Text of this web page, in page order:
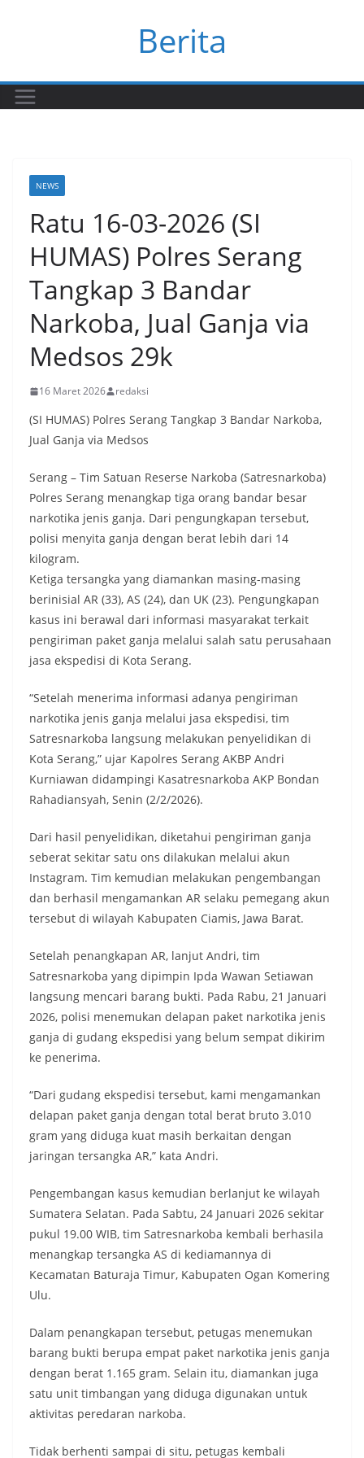
Berita
NEWS
Ratu 16-03-2026 (SI
HUMAS) Polres Serang
Tangkap 3 Bandar
Narkoba, Jual Ganja via
Medsos 29k
16 Maret 2026 redaksi
(SI HUMAS) Polres Serang Tangkap 3 Bandar Narkoba,
Jual Ganja via Medsos
Serang – Tim Satuan Reserse Narkoba (Satresnarkoba)
Polres Serang menangkap tiga orang bandar besar
narkotika jenis ganja. Dari pengungkapan tersebut,
polisi menyita ganja dengan berat lebih dari 14
kilogram.
Ketiga tersangka yang diamankan masing-masing
berinisial AR (33), AS (24), dan UK (23). Pengungkapan
kasus ini berawal dari informasi masyarakat terkait
pengiriman paket ganja melalui salah satu perusahaan
jasa ekspedisi di Kota Serang.
“Setelah menerima informasi adanya pengiriman
narkotika jenis ganja melalui jasa ekspedisi, tim
Satresnarkoba langsung melakukan penyelidikan di
Kota Serang,” ujar Kapolres Serang AKBP Andri
Kurniawan didampingi Kasatresnarkoba AKP Bondan
Rahadiansyah, Senin (2/2/2026).
Dari hasil penyelidikan, diketahui pengiriman ganja
seberat sekitar satu ons dilakukan melalui akun
Instagram. Tim kemudian melakukan pengembangan
dan berhasil mengamankan AR selaku pemegang akun
tersebut di wilayah Kabupaten Ciamis, Jawa Barat.
Setelah penangkapan AR, lanjut Andri, tim
Satresnarkoba yang dipimpin Ipda Wawan Setiawan
langsung mencari barang bukti. Pada Rabu, 21 Januari
2026, polisi menemukan delapan paket narkotika jenis
ganja di gudang ekspedisi yang belum sempat dikirim
ke penerima.
“Dari gudang ekspedisi tersebut, kami mengamankan
delapan paket ganja dengan total berat bruto 3.010
gram yang diduga kuat masih berkaitan dengan
jaringan tersangka AR,” kata Andri.
Pengembangan kasus kemudian berlanjut ke wilayah
Sumatera Selatan. Pada Sabtu, 24 Januari 2026 sekitar
pukul 19.00 WIB, tim Satresnarkoba kembali berhasila
menangkap tersangka AS di kediamannya di
Kecamatan Baturaja Timur, Kabupaten Ogan Komering
Ulu.
Dalam penangkapan tersebut, petugas menemukan
barang bukti berupa empat paket narkotika jenis ganja
dengan berat 1.165 gram. Selain itu, diamankan juga
satu unit timbangan yang diduga digunakan untuk
aktivitas peredaran narkoba.
Tidak berhenti sampai di situ, petugas kembali